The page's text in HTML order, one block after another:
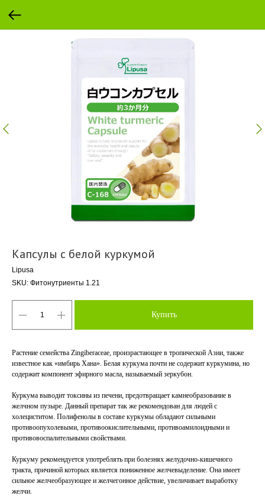
Капсулы с белой куркумой
Lipusa
SKU: Фитонутриенты 1.21
Купить
Растение семейства Zingiberaceae, произрастающее в тропической Азии, также
известное как «имбирь Хана». Белая куркума почти не содержит куркумина, но
содержит компонент эфирного масла, называемый зеркубон.
Куркума выводит токсины из печени, предотвращает камнеобразование в
желчном пузыре. Данный препарат так же рекомендован для людей с
холециститом. Полифенолы в составе куркумы обладают сильными
противоопухолевыми, противоокислительными, противоамилоидными и
противовоспалительными свойствами.
Куркуму рекомендуется употреблять при болезнях желудочно-кишечного
тракта, причиной которых является пониженное желчевыделение. Она имеет
сильное желчеобразующее и желчегонное действие, увеличивает выработку
желчи.